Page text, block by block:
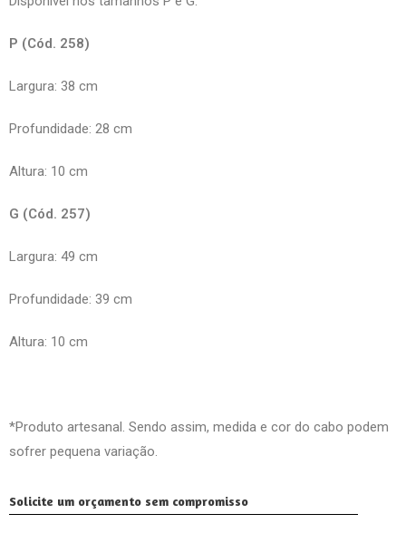
P (Cód. 258)
Largura: 38 cm
Profundidade: 28 cm
Altura: 10 cm
G (Cód. 257)
Largura: 49 cm
Profundidade: 39 cm
Altura: 10 cm
*Produto artesanal. Sendo assim, medida e cor do cabo podem
sofrer pequena variação.
Solicite um orçamento sem compromisso